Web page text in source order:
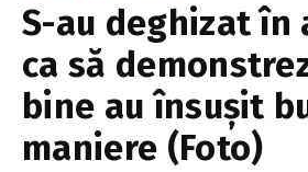
S-au deghizat în
ca să
bine au însușit
maniere (Foto)